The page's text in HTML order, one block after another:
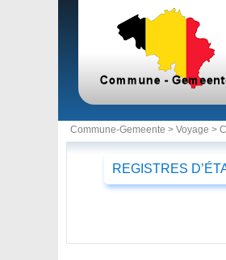
Commune-Gemeente > Voyage >
REGISTRES